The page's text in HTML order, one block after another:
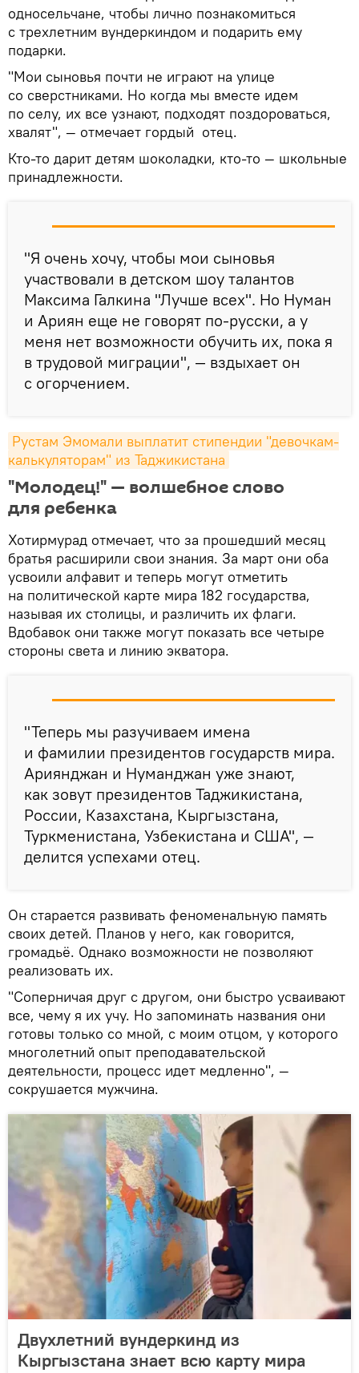
односельчане, чтобы лично познакомиться
с трехлетним вундеркиндом и подарить ему
подарки.
"Мои сыновья почти не играют на улице
со сверстниками. Но когда мы вместе идем
по селу, их все узнают, подходят поздороваться,
хвалят", — отмечает гордый отец.
Кто-то дарит детям шоколадки, кто-то — школьные
принадлежности.
"Я очень хочу, чтобы мои сыновья
участвовали в детском шоу талантов
Максима Галкина "Лучше всех". Но Нуман
и Ариян еще не говорят по-русски, а у
меня нет возможности обучить их, пока я
в трудовой миграции", — вздыхает он
с огорчением.
Рустам Эмомали выплатит стипендии "девочкам-
калькуляторам" из Таджикистана
"Молодец!" — волшебное слово
для ребенка
Хотирмурад отмечает, что за прошедший месяц
братья расширили свои знания. За март они оба
усвоили алфавит и теперь могут отметить
на политической карте мира 182 государства,
называя их столицы, и различить их флаги.
Вдобавок они также могут показать все четыре
стороны света и линию экватора.
"Теперь мы разучиваем имена
и фамилии президентов государств мира.
Ариянджан и Нуманджан уже знают,
как зовут президентов Таджикистана,
России, Казахстана, Кыргызстана,
Туркменистана, Узбекистана и США", —
делится успехами отец.
Он старается развивать феноменальную память
своих детей. Планов у него, как говорится,
громадьё. Однако возможности не позволяют
реализовать их.
"Соперничая друг с другом, они быстро усваивают
все, чему я их учу. Но запоминать названия они
готовы только со мной, с моим отцом, у которого
многолетний опыт преподавательской
деятельности, процесс идет медленно", —
сокрушается мужчина.
Двухлетний вундеркинд из
Кыргызстана знает всю карту мира